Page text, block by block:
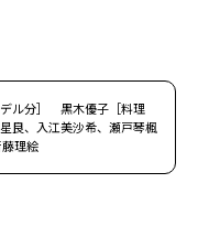
ル分］ 黒木優子［料理
良、入江美沙希、瀬戸琴楓
理絵